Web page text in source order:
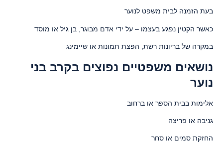
בעת הזמנה לבית משפט לנוער
כאשר הקטין נפגע בעצמו – על ידי אדם מבוגר, בן גיל או מוסד
במקרה של בריונות רשת, הפצת תמונות או שיימינג
נושאים משפטיים נפוצים בקרב בני
נוער
אלימות בבית הספר או ברחוב
גניבה או פריצה
החזקת סמים או סחר